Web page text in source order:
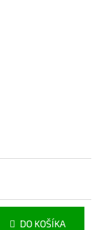
DO KOŠÍKA